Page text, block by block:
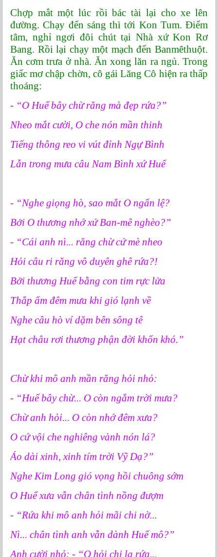
Chợp mắt một lúc rồi bác tài lại cho xe lên
đường. Chạy đến sáng thì tới Kon Tum. Điểm
tâm, nghỉ ngơi đôi chút tại Nhà xứ Kon Rơ
Bang. Rồi lại chạy một mạch đến Banmêthuột.
Ăn cơm trưa ở nhà. Ăn xong lăn ra ngủ. Trong
giấc mơ chập chờn, cô gái Lăng Cô hiện ra thấp
thoáng:
- “O Huế bây chừ răng mà đẹp rứa?”
Nheo mắt cười, O che nón mần thinh
Tiếng thông reo vi vút đỉnh Ngự Bình
Lẫn trong mưa câu Nam Bình xứ Huế
- “Nghe giọng hò, sao mắt O ngấn lệ?
Bởi O thương nhớ xứ Ban-mê nghèo?”
- “Cái anh nì... răng chừ cứ mè nheo
Hỏi câu ri răng vô duyên ghê rứa?!
Bởi thương Huế bằng con tim rực lửa
Thắp ấm đêm mưa khi gió lạnh về
Nghe câu hò ví dặm bên sông tê
Hạt châu rơi thương phận đời khốn khó.”
Chừ khi mô anh mần răng hỏi nhỏ:
- “Huế bây chừ... O còn ngắm trời mưa?
Chừ anh hỏi... O còn nhớ đêm xưa?
O cứ vội che nghiêng vành nón lá?
Áo dài xinh, xinh tím trời Vỹ Dạ?”
Nghe Kim Long gió vọng hồi chuông sớm
O Huế xưa vẫn chân tình nồng đượm
- “Rứa khi mô anh hỏi mãi chi nờ...
Nì... chân tình anh vẫn dành Huế mô?”
Anh cười nhỏ: - “O hỏi chi lạ rứa...